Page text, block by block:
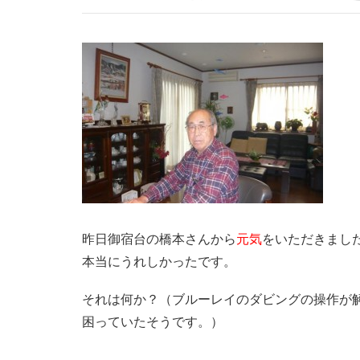
昨日御宿台の橋本さんから元気をいただきまし
本当にうれしかったです。
それは何か？（ブルーレイのダビングの操作が
困っていたそうです。）